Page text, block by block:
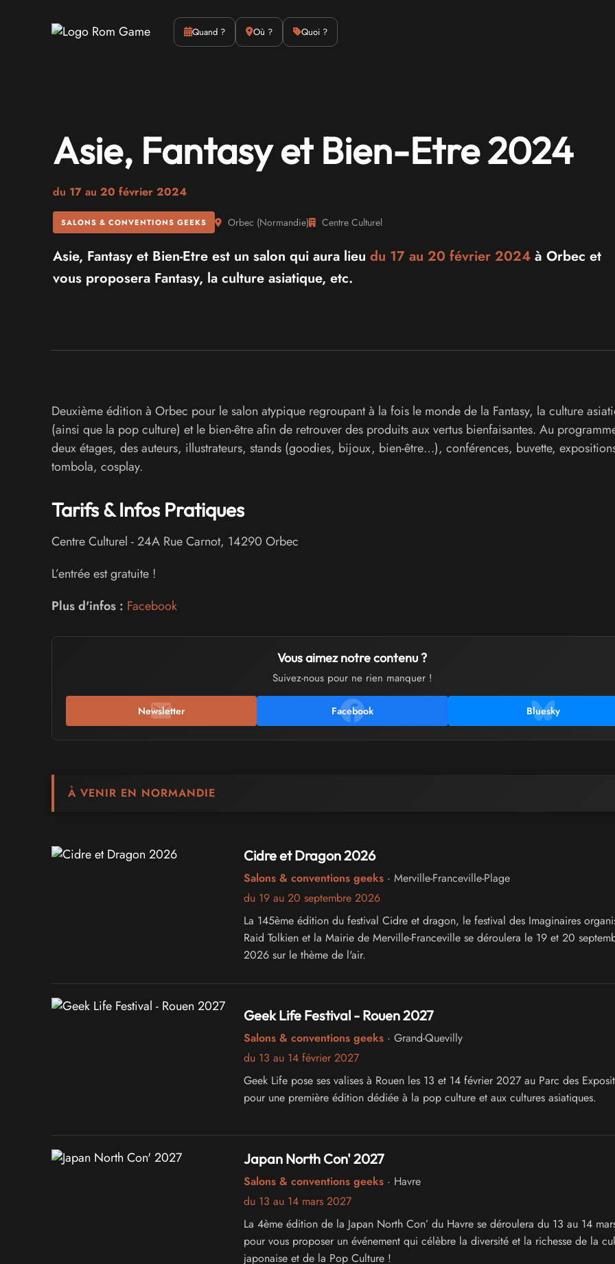
Quand ? Où ? Quoi ?
Actus Culture Emulation
Asie, Fantasy et Bien-Etre 2024
du 17au 20 février 2024
SALONS & CONVENTIONS GEEKS Orbec (Normandie) Centre Culturel
Asie, Fantasy et Bien-Etre est un salon qui aura lieu du 17 au 20 février 2024à Orbec et
vous proposera Fantasy, la culture asiatique, etc.
Deuxième édition à Orbec pour le salon atypique regroupant à la fois le monde de la Fantasy, la culture
(ainsi que la pop culture) et le bien-être afin de retrouver des produits aux vertus bienfaisantes. Au
deux étages, des auteurs, illustrateurs, stands (goodies, bijoux, bien-être…), conférences, buvette,
tombola, cosplay.
Tarifs & Infos Pratiques
Centre Culturel -24A Rue Carnot, 14290 Orbec
L’entrée est gratuite !
Plus d'infos : Facebook
Vous aimez notre contenu ?
Suivez-nous pour ne rien manquer !
Newsletter Facebook Bluesky
À VENIR EN NORMANDIE
Cidre et Dragon 2026
Salons & conventions geeks· Merville-Franceville-Plage
du 19 au 20 septembre 2026
La 145ème édition du festival Cidre et dragon, le festival des Imaginaires
Raid Tolkien et la Mairie de Merville-Franceville se déroulera le 19 et 20
2026 sur le thème de l'air.
Geek Life Festival - Rouen 2027
Salons & conventions geeks· Grand-Quevilly
du 13 au 14 février 2027
Geek Life pose ses valises à Rouen les 13 et 14 février 2027 au Parc des
pour une première édition dédiée à la pop culture et aux cultures asiatiques.
Japan North Con' 2027
Salons & conventions geeks· Havre
du 13 au 14 mars 2027
La 4ème édition de la Japan North Con’ du Havre se déroulera du 13 au 14
pour vous proposer un événement qui célèbre la diversité et la richesse de la
japonaise et de la Pop Culture !